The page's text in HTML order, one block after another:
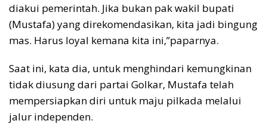
diakui pemerintah. Jika bukan pak wakil bupati
(Mustafa) yang direkomendasikan, kita jadi bingung
mas. Harus loyal kemana kita ini,”paparnya.
Saat ini, kata dia, untuk menghindari kemungkinan
tidak diusung dari partai Golkar, Mustafa telah
mempersiapkan diri untuk maju pilkada melalui
jalur independen.